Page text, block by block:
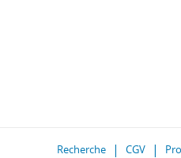
Recherche CGV